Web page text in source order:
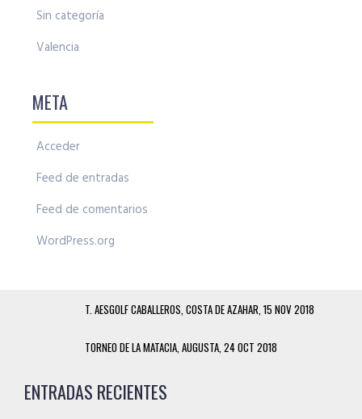
Sin categoría
Valencia
META
Acceder
Feed de entradas
Feed de comentarios
WordPress.org
T. AESGOLF CABALLEROS, COSTA DE AZAHAR, 15 NOV 2018
TORNEO DE LA MATACIA, AUGUSTA, 24 OCT 2018
ENTRADAS RECIENTES